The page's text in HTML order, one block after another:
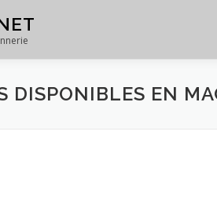
DISPONIBLES EN